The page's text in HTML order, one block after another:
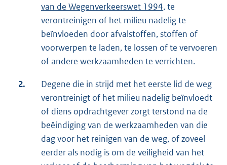
van de Wegenverkeerswet 1994, te
verontreinigen of het milieu nadelig te
beïnvloeden door afvalstoffen, stoffen of
voorwerpen te laden, te lossen of te vervoeren
of andere werkzaamheden te verrichten.
2.
Degene die in strijd met het eerste lid de weg
verontreinigt of het milieu nadelig beïnvloedt
of diens opdrachtgever zorgt terstond na de
beëindiging van de werkzaamheden van die
dag voor het reinigen van de weg, of zoveel
eerder als nodig is om de veiligheid van het